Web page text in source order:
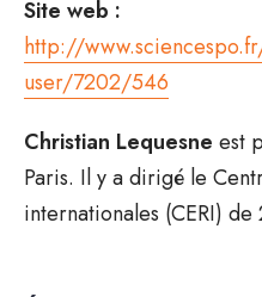
Site web :
http://
user/7202/546
Christian Lequesne est
Paris. Il y a dirigé le
internationales (CERI)